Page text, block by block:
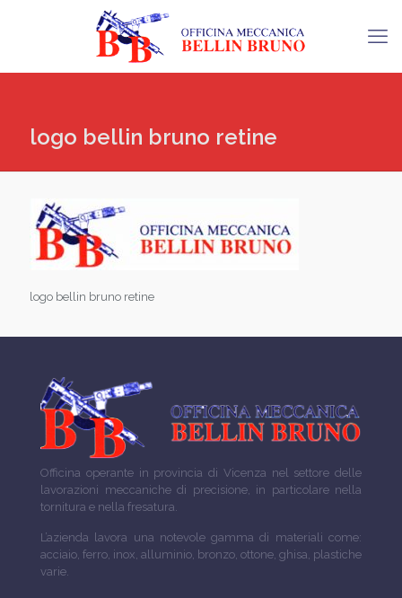
logo bellin bruno retine
logo bellin bruno retine
Officina operante in provincia di Vicenza nel settore delle
lavorazioni meccaniche di precisione, in particolare nella
tornitura e nella fresatura.
L’azienda lavora una notevole gamma di materiali come:
acciaio, ferro, inox, alluminio, bronzo, ottone, ghisa, plastiche
varie.